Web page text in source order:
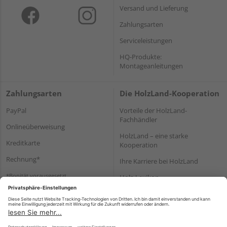
Versand und Lieferung
Zahlungsarten
Serviceleistungen
HQ-Produkte:
Montageanleitungen
Zahlungsarten
PayPal
Onlineüberweisung
Kreditkarte
Rechnung*
*Bonität vorausgesetzt
Die HolzLand-Kooperation
Vorteile der HolzLand-
Fachhändler
HolzLand – eine starke
Kooperation
Ihre Karriere bei HolzLand
Holz-Lexikon